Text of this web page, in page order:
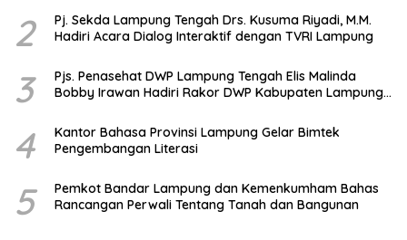
2
Pj. Sekda Lampung Tengah Drs. Kusuma Riyadi, M.M.
Hadiri Acara Dialog Interaktif dengan TVRI Lampung
3
Pjs. Penasehat DWP Lampung Tengah Elis Malinda
Bobby Irawan Hadiri Rakor DWP Kabupaten Lampung
4
Kantor Bahasa Provinsi Lampung Gelar Bimtek
Pengembangan Literasi
5
Pemkot Bandar Lampung dan Kemenkumham Bahas
Rancangan Perwali Tentang Tanah dan Bangunan